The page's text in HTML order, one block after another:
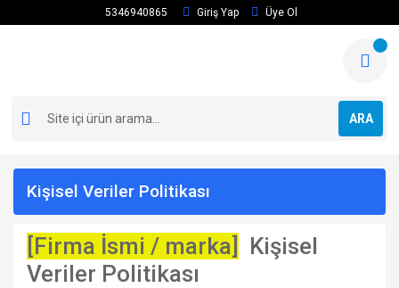
5346940865 Giriş Yap Üye Ol
ARA
Kişisel Veriler Politikası
[Firma İsmi / marka]
Kişisel
Veriler Politikası